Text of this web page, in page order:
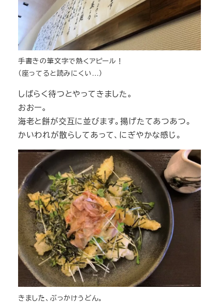
手書きの筆文字で熱くアピール！
（座ってると読みにくい…）
しばらく待つとやってきました。
おおー。
海老と餅が交互に並びます。揚げたてあつあつ。
かいわれが散らしてあって、にぎやかな感じ。
きました、ぶっかけうどん。